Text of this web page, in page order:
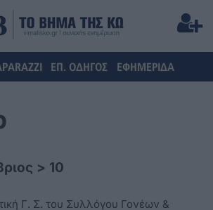
ΕΠ. ΟΔΗΓΟΣ ΕΦΗΜΕΡΙΔΑ
> 10
Γ. Σ. του Συλλόγου Γονέων &